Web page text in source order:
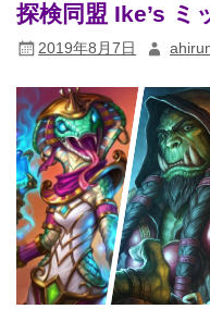
探検同盟 Ike’s ミ
2019年8月7日